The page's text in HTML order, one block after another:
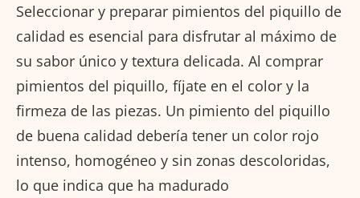
Seleccionar y preparar pimientos del piquillo de
calidad es esencial para disfrutar al máximo de
su sabor único y textura delicada. Al comprar
pimientos del piquillo, fíjate en el color y la
firmeza de las piezas. Un pimiento del piquillo
de buena calidad debería tener un color rojo
intenso, homogéneo y sin zonas descoloridas,
lo que indica que ha madurado